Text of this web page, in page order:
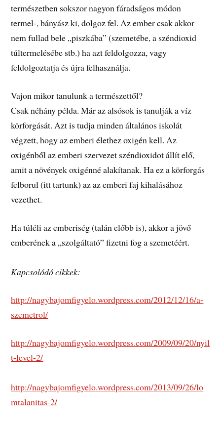
természetben sokszor nagyon fáradságos módon
termel-, bányász ki, dolgoz fel. Az ember csak akkor
nem fullad bele „piszkába” (szemetébe, a széndioxid
túltermelésébe stb.) ha azt feldolgozza, vagy
feldolgoztatja és újra felhasználja.
Vajon mikor tanulunk a természettől?
Csak néhány példa. Már az alsósok is tanulják a víz
körforgását. Azt is tudja minden általános iskolát
végzett, hogy az emberi élethez oxigén kell. Az
oxigénből az emberi szervezet széndioxidot állít elő,
amit a növények oxigénné alakítanak. Ha ez a körforgás
felborul (itt tartunk) az az emberi faj kihalásához
vezethet.
Ha túléli az emberiség (talán előbb is), akkor a jövő
emberének a „szolgáltató” fizetni fog a szemetéért.
Kapcsolódó cikkek:
http://nagybajomfigyelo.wordpress.com/2012/12/16/a-
szemetrol/
http://nagybajomfigyelo.wordpress.com/2009/09/20/nyil
t-level-2/
http://nagybajomfigyelo.wordpress.com/2013/09/26/lo
mtalanitas-2/